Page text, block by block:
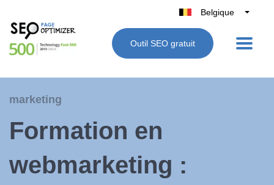
Belgique
België
Nederland
Outil SEO gratuit
marketing
Formation en
webmarketing :